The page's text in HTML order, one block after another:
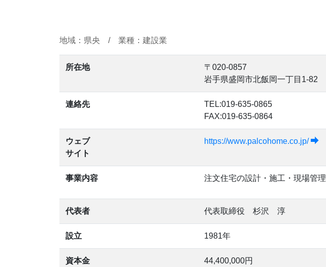
地域：県央 / 業種：建設業
所在地
〒020-0857
岩手県盛岡市北飯岡一丁目1-82
連絡先
TEL:019-635-0865
FAX:019-635-0864
ウェブ
サイト
https://www.palcohome.co.jp/
事業内容 注文住宅の設計・施工・現場管理
代表者 代表取締役 杉沢 淳
設立 1981年
資本金 44,400,000円